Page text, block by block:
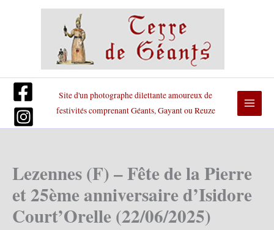
Site d'un photographe dilettante amoureux de
festivités comprenant Géants, Gayant ou Reuze
Lezennes (F) – Fête de la Pierre
et 25ème anniversaire d’Isidore
Court’Orelle (22/06/2025)